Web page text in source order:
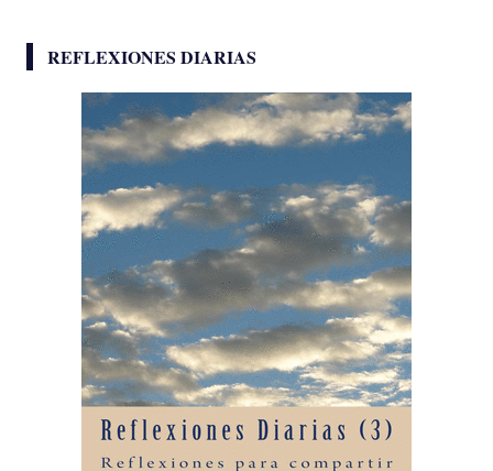
REFLEXIONES DIARIAS